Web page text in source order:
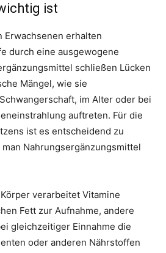
ist
Erwachsenen erhalten
durch eine ausgewogene
schließen Lücken
Mängel, wie sie
im Alter oder bei
auftreten. Für die
ist es entscheidend zu
man Nahrungsergänzungsmittel
verarbeitet Vitamine
Fett zur Aufnahme, andere
gleichzeitiger Einnahme die
oder anderen Nährstoffen